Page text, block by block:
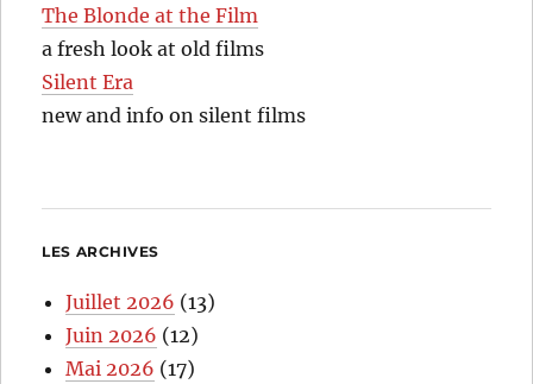
The Blonde at the Film
a fresh look at old films
Silent Era
new and info on silent films
LES ARCHIVES
Juillet 2026 (13)
Juin 2026 (12)
Mai 2026 (17)